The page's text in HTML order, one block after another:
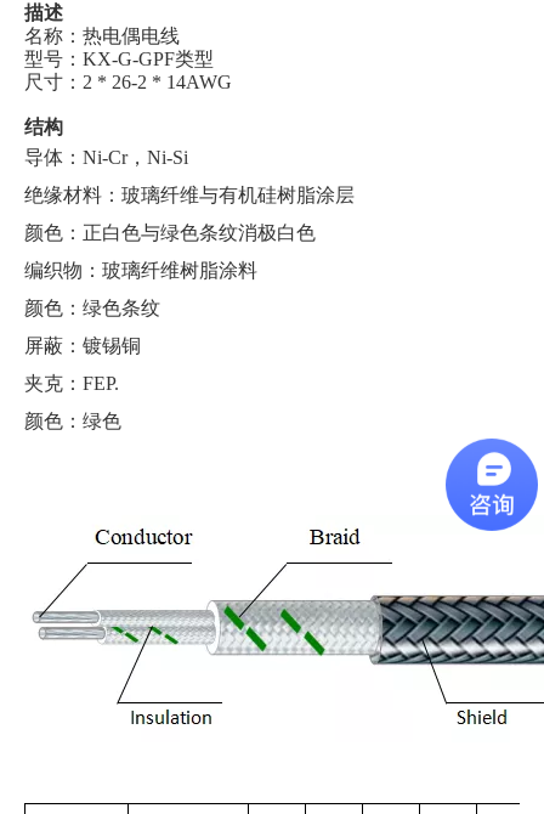
描述
名称：热电偶电线
型号：KX-G-GPF类型
尺寸：2 * 26-2 * 14AWG
结构
导体：Ni-Cr，Ni-Si
绝缘材料：玻璃纤维与有机硅树脂涂层
颜色：正白色与绿色条纹消极白色
编织物：玻璃纤维树脂涂料
颜色：绿色条纹
屏蔽：镀锡铜
夹克：FEP.
颜色：绿色